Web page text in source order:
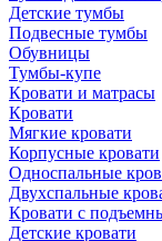
Детские тумбы
Подвесные тумбы
Обувницы
Тумбы-купе
Кровати и матрасы
Кровати
Мягкие кровати
Корпусные кровати
Односпальные
Двухспальные
Кровати с
Детские кровати